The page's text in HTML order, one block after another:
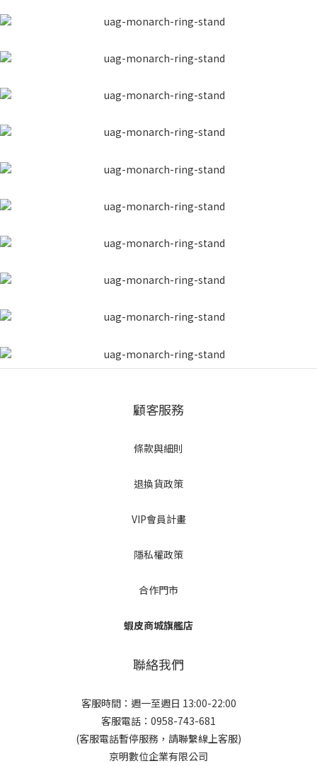
顧客服務
條款與細則
退換貨政策
VIP會員計畫
隱私權政策
合作門市
蝦皮商城旗艦店
聯絡我們
客服時間：週一至週日 13:00-22:00
客服電話：0958-743-681
(客服電話暫停服務，請聯繫線上客服)
京明數位企業有限公司